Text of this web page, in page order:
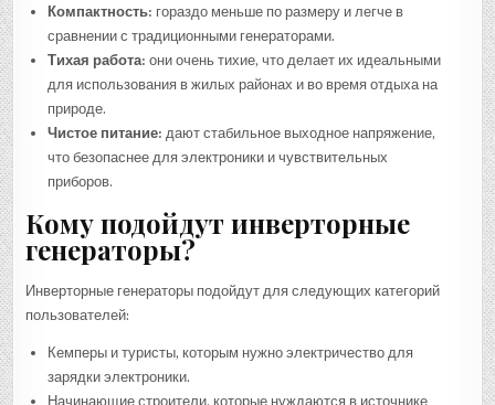
Компактность: гораздо меньше по размеру и легче в
сравнении с традиционными генераторами.
Тихая работа: они очень тихие, что делает их идеальными
для использования в жилых районах и во время отдыха на
природе.
Чистое питание: дают стабильное выходное напряжение,
что безопаснее для электроники и чувствительных
приборов.
Кому подойдут инверторные
генераторы?
Инверторные генераторы подойдут для следующих категорий
пользователей:
Кемперы и туристы, которым нужно электричество для
зарядки электроники.
Начинающие строители, которые нуждаются в источнике